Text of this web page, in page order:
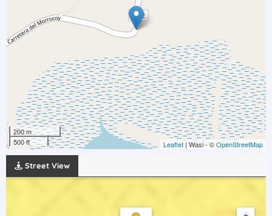
200 m
500 ft
Leaflet | Wasi - ©OpenStreetMap
Street View